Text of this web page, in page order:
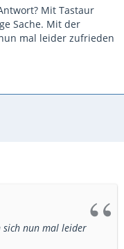
Mit Tastaur
Sache. Mit der
mal leider zufrieden
sich nun mal leider